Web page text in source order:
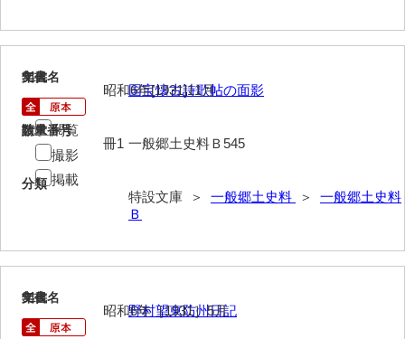
917
文書名
国宝懐古詩歌帖の面影
請求番号
一般郷土史料Ｂ545
分類
特設文庫 ＞ 一般郷土史料 ＞ 一般郷土史料
Ｂ
年代
昭和6年[1931]11月
数量
冊1
閲覧
撮影
掲載
918
文書名
野村望東防州日記
年代
昭和6年［1931］5月